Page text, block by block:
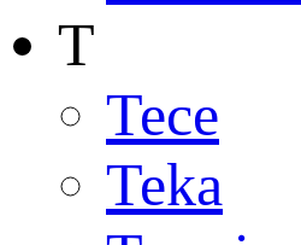
T
Tece
Teka